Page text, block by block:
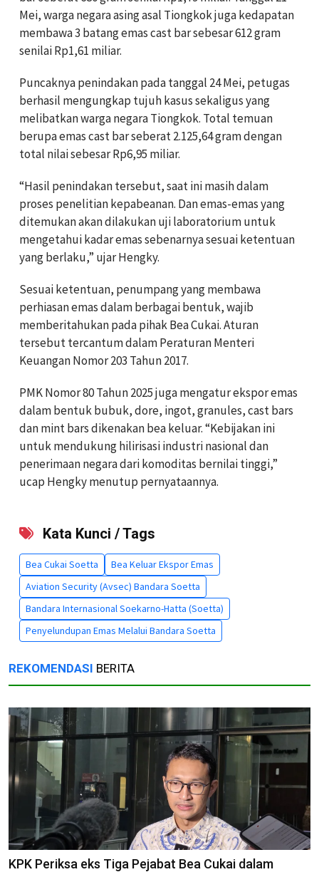
Mei, warga negara asing asal Tiongkok juga kedapatan
membawa 3 batang emas cast bar sebesar 612 gram
senilai Rp1,61 miliar.
Puncaknya penindakan pada tanggal 24 Mei, petugas
berhasil mengungkap tujuh kasus sekaligus yang
melibatkan warga negara Tiongkok. Total temuan
berupa emas cast bar seberat 2.125,64 gram dengan
total nilai sebesar Rp6,95 miliar.
“Hasil penindakan tersebut, saat ini masih dalam
proses penelitian kepabeanan. Dan emas-emas yang
ditemukan akan dilakukan uji laboratorium untuk
mengetahui kadar emas sebenarnya sesuai ketentuan
yang berlaku,” ujar Hengky.
Sesuai ketentuan, penumpang yang membawa
perhiasan emas dalam berbagai bentuk, wajib
memberitahukan pada pihak Bea Cukai. Aturan
tersebut tercantum dalam Peraturan Menteri
Keuangan Nomor 203 Tahun 2017.
PMK Nomor 80 Tahun 2025 juga mengatur ekspor emas
dalam bentuk bubuk, dore, ingot, granules, cast bars
dan mint bars dikenakan bea keluar. “Kebijakan ini
untuk mendukung hilirisasi industri nasional dan
penerimaan negara dari komoditas bernilai tinggi,”
ucap Hengky menutup pernyataannya.
Kata Kunci / Tags
Bea Cukai Soetta
Bea Keluar Ekspor Emas
Aviation Security (Avsec) Bandara Soetta
Bandara Internasional Soekarno-Hatta (Soetta)
Penyelundupan Emas Melalui Bandara Soetta
REKOMENDASI BERITA
KPK Periksa eks Tiga Pejabat Bea Cukai dalam